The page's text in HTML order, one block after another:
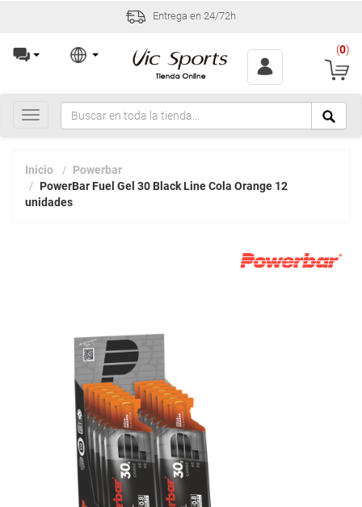
Entrega en 24/72h
(0)
Toggle
navigation
Inicio
Powerbar
PowerBar Fuel Gel 30 Black Line Cola Orange 12
unidades